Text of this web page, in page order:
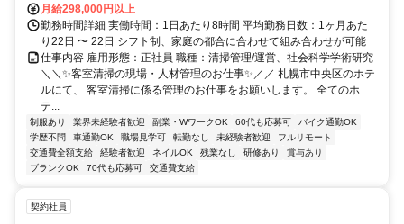
月給298,000円以上
勤務時間詳細 実働時間：1日あたり8時間 平均勤務日数：1ヶ月あた
り22日 〜 22日 シフト制、家庭の都合に合わせて組み合わせが可能
仕事内容 雇用形態：正社員 職種：清掃管理/運営、社会科学学術研究
＼＼✨客室清掃の現場・人材管理のお仕事✨／／ 札幌市中央区のホテ
ルにて、 客室清掃に係る管理のお仕事をお願いします。 全てのホ
テ...
制服あり 業界未経験者歓迎 副業・WワークOK 60代も応募可
バイク通勤OK
学歴不問
車通勤OK 職場見学可 転勤なし 未経験者歓迎
フルリモート
交通費全額支給
経験者歓迎 ネイルOK 残業なし 研修あり
賞与あり
ブランクOK
70代も応募可 交通費支給
契約社員